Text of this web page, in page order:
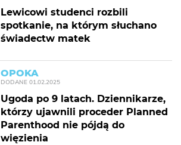
Lewicowi studenci rozbili
spotkanie, na którym słuchano
świadectw matek
OPOKA
DODANE 01.02.2025
Ugoda po 9 latach. Dziennikarze,
którzy ujawnili proceder Planned
Parenthood nie pójdą do
więzienia